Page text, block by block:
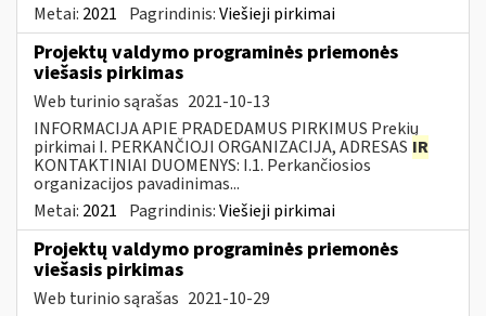
Metai: 2021 Pagrindinis:Viešieji pirkimai
Projektų valdymo programinės priemonės
viešasis pirkimas
Web turinio sąrašas 2021-10-13
INFORMACIJA APIE PRADEDAMUS PIRKIMUS Prekių
pirkimai I. PERKANČIOJI ORGANIZACIJA, ADRESAS IR
KONTAKTINIAI DUOMENYS: I.1. Perkančiosios
organizacijos pavadinimas...
Metai: 2021 Pagrindinis:Viešieji pirkimai
Projektų valdymo programinės priemonės
viešasis pirkimas
Web turinio sąrašas 2021-10-29